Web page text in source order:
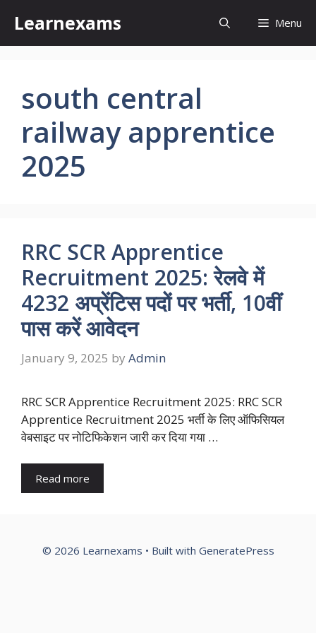
content
Learnexams Menu
south central
railway apprentice
2025
RRC SCR Apprentice
Recruitment 2025: रेलवे में
4232 अप्रेंटिस पदों पर भर्ती, 10वीं
पास करें आवेदन
January 9, 2025 by Admin
RRC SCR Apprentice Recruitment 2025: RRC SCR
Apprentice Recruitment 2025 भर्ती के लिए ऑफिसियल
वेबसाइट पर नोटिफिकेशन जारी कर दिया गया …
Read more
© 2026 Learnexams • Built with GeneratePress